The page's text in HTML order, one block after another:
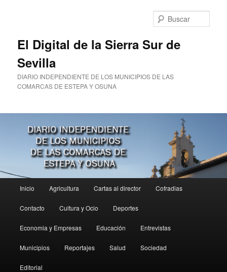
El Digital de la Sierra Sur de
Sevilla
DIARIO INDEPENDIENTE DE LOS MUNICIPIOS DE LAS
COMARCAS DE ESTEPA Y OSUNA
principal
Inicio Agricultura Cartas al director Cofradias
Contacto Cultura y Ocio Deportes
Economia y Empresas Educación Entrevistas
Municipios Reportajes Salud Sociedad
Editorial